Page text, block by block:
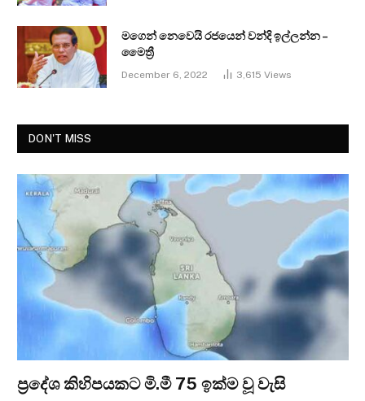
මගෙන් නෙවෙයි රජයෙන් වන්දි ඉල්ලන්න –
මෛත්‍රී
December 6, 2022 3,615 Views
DON'T MISS
ප්‍රදේශ කිහිපයකට මි.මී 75 ඉක්ම වූ වැසි